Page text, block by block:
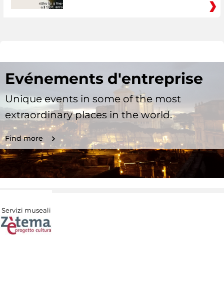
Evénements d'entreprise
Unique events in some of the most
extraordinary places in the world.
Find more
Servizi museali